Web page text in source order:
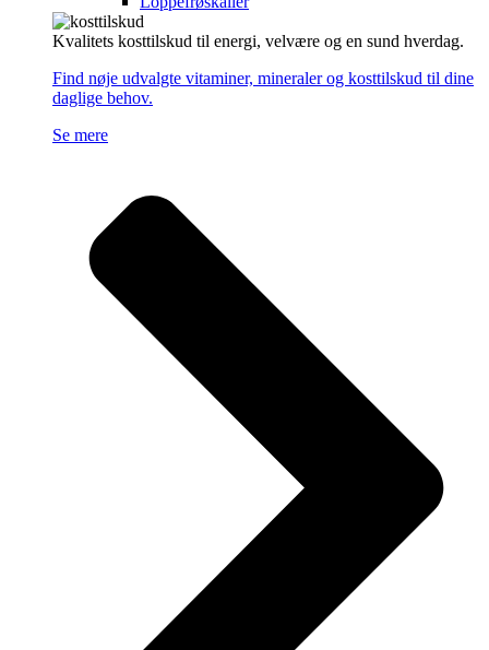
Kvalitets kosttilskud til energi, velvære og en sund hverdag.
Find nøje udvalgte vitaminer, mineraler og kosttilskud til dine
daglige behov.
Se mere